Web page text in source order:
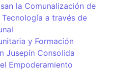
la Comunalización de
a través de
y Formación
Jusepín Consolida
Empoderamiento